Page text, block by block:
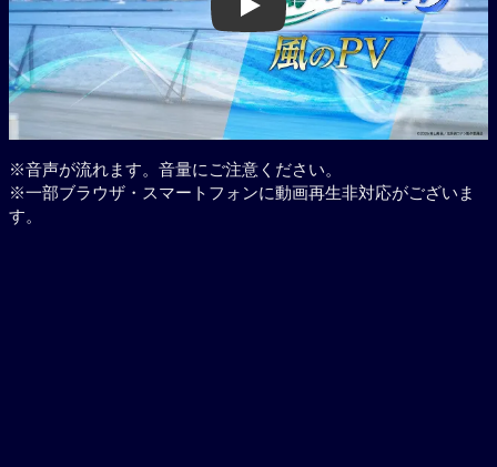
Play
※音声が流れます。音量にご注意ください。
※一部ブラウザ・スマートフォンに動画再生非対応がございま
す。